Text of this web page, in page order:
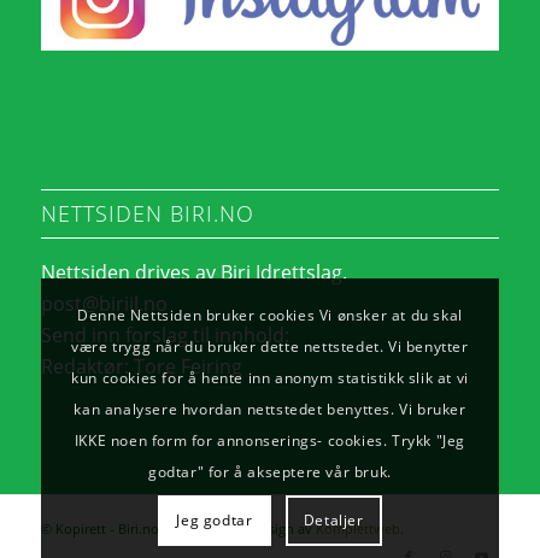
NETTSIDEN BIRI.NO
Nettsiden drives av Biri Idrettslag.
post@biriil.no
Send inn forslag til innhold:
Redaktør:Tore Feiring
© Kopirett - Biri.no. - Utvikling og design avKomplettweb
Denne Nettsiden bruker cookies Vi ønsker at du skal
være trygg når du bruker dette nettstedet. Vi benytter
kun cookies for å hente inn anonym statistikk slik at vi
kan analysere hvordan nettstedet benyttes. Vi bruker
IKKE noen form for annonserings- cookies. Trykk "Jeg
godtar" for å akseptere vår bruk.
Jeg godtar Detaljer